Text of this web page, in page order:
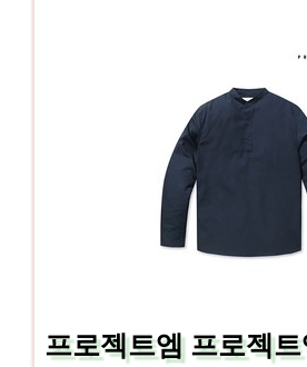
프로젝트엠 프로젝